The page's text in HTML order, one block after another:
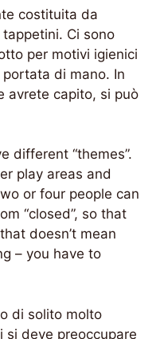
costituita da
Ci sono
per motivi igienici
di mano. In
avrete capito, si può
different “themes”.
play areas and
or four people can
“closed”, so that
doesn’t mean
– you have to
di solito molto
si deve preoccupare